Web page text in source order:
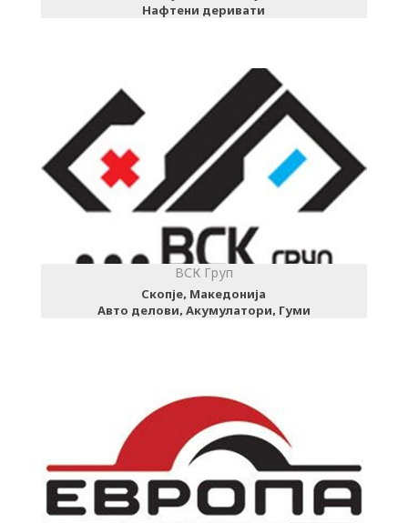
Нафтени деривати
ВСК Груп
Скопје, Македонија
Авто делови, Акумулатори, Гуми